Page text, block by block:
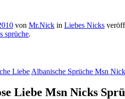
von Mr.Nick in Liebes Nicks
sprüche.
Liebe Albanische Sprüche Msn
Liebe Msn Nicks